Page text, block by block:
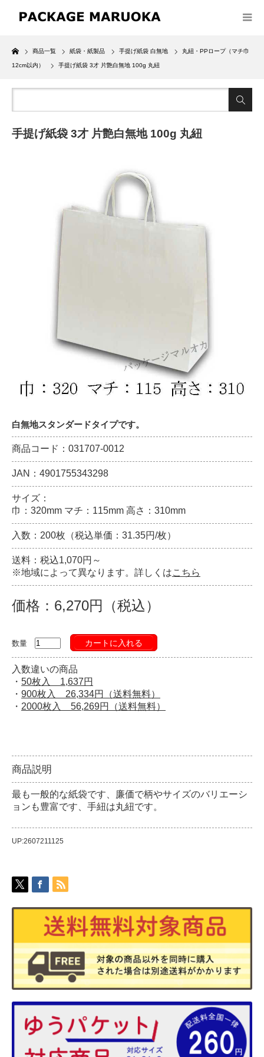
Home
商品一覧 紙袋・紙製品 手提げ紙袋 白無地 丸紐・PPロープ（マチ巾
12cm以内） 手提げ紙袋 3才 片艶白無地 100g 丸紐
手提げ紙袋 3才 片艶白無地 100g 丸紐
白無地スタンダードタイプです。
商品コード：031707-0012
JAN：4901755343298
サイズ：
巾：320mm マチ：115mm 高さ：310mm
入数：200枚（税込単価：31.35円/枚）
送料：税込1,070円～
※地域によって異なります。詳しくはこちら
価格：6,270円（税込）
数量 カートに入れる
入数違いの商品
・ 50枚入 1,637円
・ 900枚入 26,334円（送料無料）
・ 2000枚入 56,269円（送料無料）
商品説明
最も一般的な紙袋です、廉価で柄やサイズのバリエーシ
ョンも豊富です、手紐は丸紐です。
UP:2607211125